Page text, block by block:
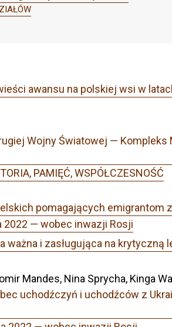
awansu na polskiej wsi w
Wojny Światowej — Kompleks
PAMIĘĆ, WSPÓŁCZESNOŚĆ
pomagających emigrantom
2022 — wobec inwazji Rosji
ważna i zasługująca na krytyczną
Mandes, Nina Sprycha, Kinga
uchodźczyń i uchodźców z